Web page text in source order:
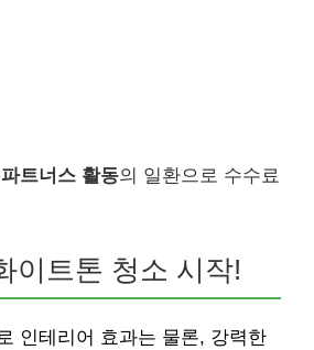
트너스 활동의 일환으로 수수료
이트톤 청소 시작!
인테리어 효과는 물론, 강력한